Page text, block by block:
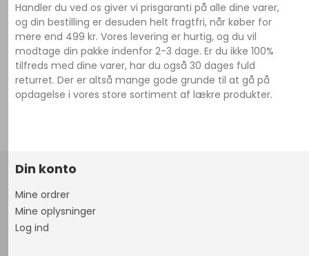
Handler du ved os giver vi prisgaranti på alle dine varer,
og din bestilling er desuden helt fragtfri, når køber for
mere end 499 kr. Vores levering er hurtig, og du vil
modtage din pakke indenfor 2-3 dage. Er du ikke 100%
tilfreds med dine varer, har du også 30 dages fuld
returret. Der er altså mange gode grunde til at gå på
opdagelse i vores store sortiment af lækre produkter.
Din konto
Mine ordrer
Mine oplysninger
Log ind